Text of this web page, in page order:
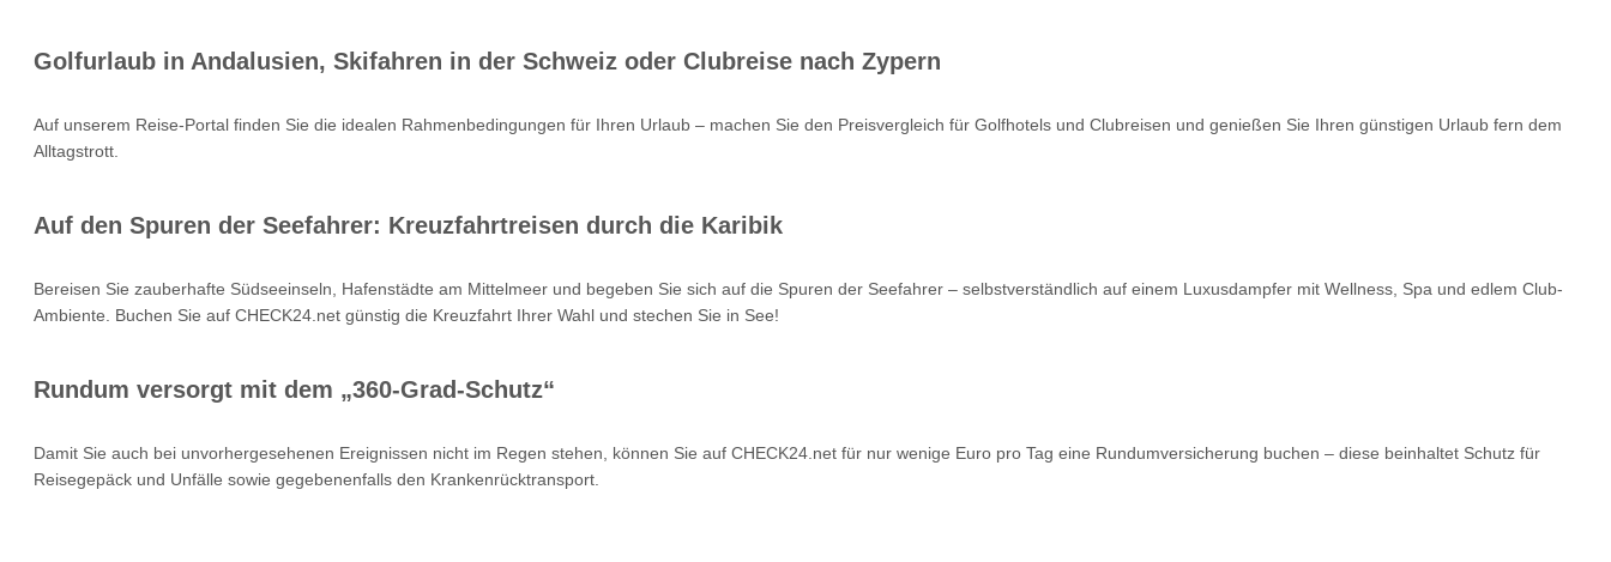
Golfurlaub in Andalusien, Skifahren in der Schweiz oder Clubreise nach Zypern
Auf unserem Reise-Portal finden Sie die idealen Rahmenbedingungen für Ihren Urlaub – machen Sie den Preisvergleich für Golfhotels und Clubreisen und genießen Sie Ihren günstigen Urlaub fern dem
Alltagstrott.
Auf den Spuren der Seefahrer: Kreuzfahrtreisen durch die Karibik
Bereisen Sie zauberhafte Südseeinseln, Hafenstädte am Mittelmeer und begeben Sie sich auf die Spuren der Seefahrer – selbstverständlich auf einem Luxusdampfer mit Wellness, Spa und edlem Club-
Ambiente. Buchen Sie auf CHECK24.net günstig die Kreuzfahrt Ihrer Wahl und stechen Sie in See!
Rundum versorgt mit dem „360-Grad-Schutz“
Damit Sie auch bei unvorhergesehenen Ereignissen nicht im Regen stehen, können Sie auf CHECK24.net für nur wenige Euro pro Tag eine Rundumversicherung buchen – diese beinhaltet Schutz für
Reisegepäck und Unfälle sowie gegebenenfalls den Krankenrücktransport.